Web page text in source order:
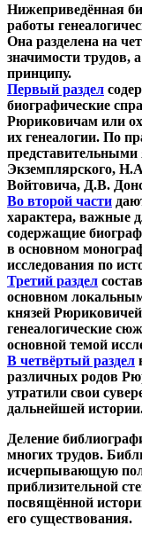
Нижеприведённая
работы
Она разделена на
значимости трудов,
принципу.
Первый раздел
биографические
Рюриковичам или
их генеалогии. По
Экземплярского,
Войтовича, Д.В.
Во второй части
характера, важные
содержащие
в основном
исследования по
Третий раздел
основном
князей
генеалогические
основной темой
В четвёртый раздел
различных родов
утратили свои
дальнейшей
Деление
многих трудов.
исчерпывающую
приблизительной
посвящённой
его существования.